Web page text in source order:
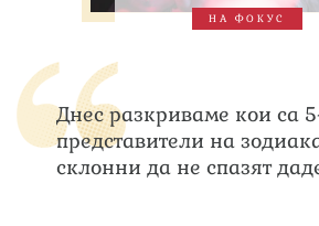
НА ФОКУС
Днес разкриваме кои са
представители на
склонни да не спазят